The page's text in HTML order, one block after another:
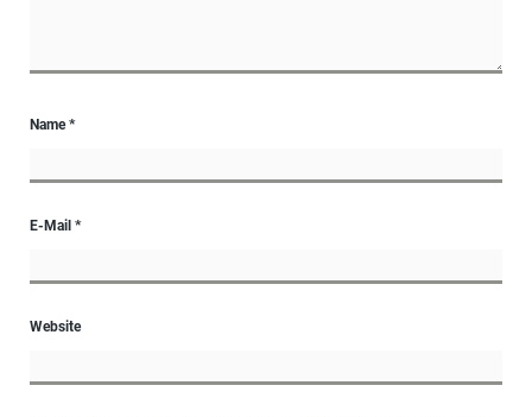
Name*
E-Mail *
Website